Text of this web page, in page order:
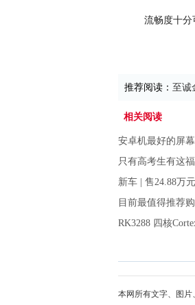
流畅度十
推荐阅读： 至诚
相关阅读
安卓机最好的屏
只有高考生有这
新车 | 售24.88万
目前最值得推荐
RK3288 四核
本网所有文字、图